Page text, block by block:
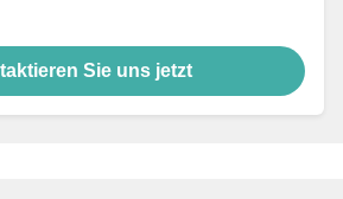
Sie uns jetzt